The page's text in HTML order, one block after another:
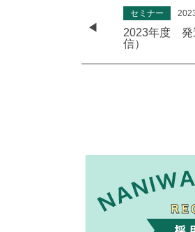
セミナー
2023年度 発
信）